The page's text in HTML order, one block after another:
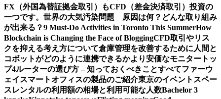
FX（外国為替証拠金取引）もCFD（差金決済取引）投資の
一つです。 世界の大気汚染問題 原因は何？どんな取り組み
が出来る？9 Must-Do Activities in Toronto This SummerHow
Blockchain is Changing the Face of BloggingCFD取引やリス
クを抑える考え方について倉庫管理を改善するために人間と
コボットがどのように連携できるかより安価なモニタートッ
プ4ルーターの選び方 – 知っておくべきことすべてファーウ
ェイスマートオフィスの製品のご紹介東京のイベントスペー
スレンタルの利用額の相場と利用可能な人数Bachelor 3